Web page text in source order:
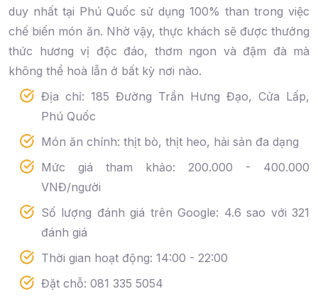
duy nhất tại Phú Quốc sử dụng 100% than trong việc
chế biến món ăn. Nhờ vậy, thực khách sẽ được thưởng
thức hương vị độc đáo, thơm ngon và đậm đà mà
không thể hoà lẫn ở bất kỳ nơi nào.
Địa chỉ: 185 Đường Trần Hưng Đạo, Cửa Lấp,
Phú Quốc
Món ăn chính: thịt bò, thịt heo, hải sản đa dạng
Mức giá tham khảo: 200.000 - 400.000
VNĐ/người
Số lượng đánh giá trên Google: 4.6 sao với 321
đánh giá
Thời gian hoạt động: 14:00 - 22:00
Đặt chỗ: 081 335 5054